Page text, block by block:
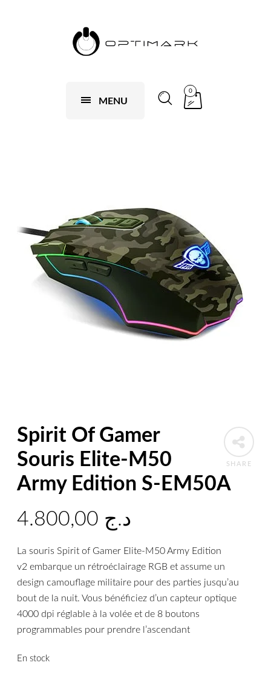
MENU
0
SHARE
Spirit Of Gamer
Souris Elite-M50
Army Edition S-EM50A
د.ج
La souris Spirit of Gamer Elite-M50 Army Edition
v2 embarque un rétroéclairage RGB et assume un
design camouflage militaire pour des parties jusqu’au
bout de la nuit. Vous bénéficiez d’un capteur optique
4000 dpi réglable à la volée et de 8 boutons
programmables pour prendre l’ascendant
En stock